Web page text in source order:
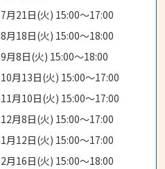
月21日(火) 15:00～17:00
月18日(火) 15:00～18:00
月8日(火) 15:00～18:00
月13日(火) 15:00～17:00
月10日(火) 15:00～17:00
月8日(火) 15:00～17:00
月12日(火) 15:00～17:00
月16日(火) 15:00～18:00